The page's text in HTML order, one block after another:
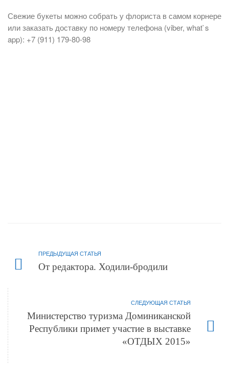
Свежие букеты можно собрать у флориста в самом корнере
или заказать доставку по номеру телефона (viber, what`s
app): +7 (911) 179-80-98
ПРЕДЫДУЩАЯ СТАТЬЯ
От редактора. Ходили-бродили
СЛЕДУЮЩАЯ СТАТЬЯ
Министерство туризма Доминиканской
Республики примет участие в выставке
«ОТДЫХ 2015»